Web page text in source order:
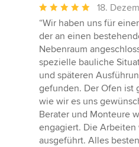
Durchschnittliche
Bewertung:
5
von
5
Sternen
18.
“Wir haben uns für
der an einen
Nebenraum
spezielle bauliche
und späteren
gefunden. Der Ofen ist
wie wir es uns
Berater und Monteure
engagiert. Die Arbeiten
ausgeführt. Alles